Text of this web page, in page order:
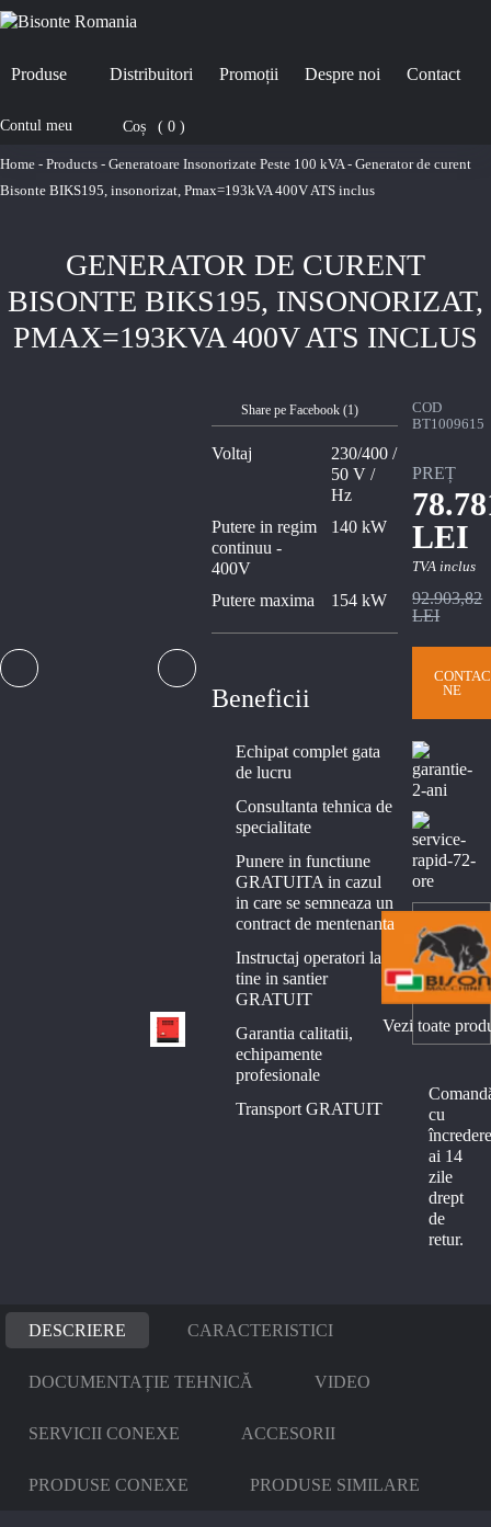
Produse Distribuitori Promoții Despre noi Contact
Contul meu Coș 0
Home - Products - Generatoare Insonorizate Peste 100 kVA- Generator de curent
Bisonte BIKS195, insonorizat, Pmax=193kVA 400V ATS inclus
GENERATOR DE CURENT
BISONTE BIKS195, INSONORIZAT,
PMAX=193KVA 400V ATS INCLUS
Share pe Facebook (1)
Voltaj
230/400 /
50 V /
Hz
Putere in regim
continuu -
400V
140 kW
Putere maxima 154 kW
Beneficii
Echipat complet gata
de lucru
Consultanta tehnica de
specialitate
Punere in functiune
GRATUITA in cazul
in care se semneaza un
contract de mentenanta
Instructaj operatori la
tine in santier
GRATUIT
Garantia calitatii,
echipamente
profesionale
Transport GRATUIT
COD
BT1009615
PREȚ
LEI
TVA inclus
92.903,82
LEI
NE
Vezi toate
cu
ai 14
zile
drept
de
retur.
DESCRIERE CARACTERISTICI
DOCUMENTAȚIE TEHNICĂ VIDEO
SERVICII CONEXE ACCESORII
PRODUSE CONEXE PRODUSE SIMILARE